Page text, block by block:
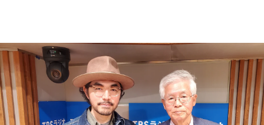
イベント・グッズ
YouTube
会社情報